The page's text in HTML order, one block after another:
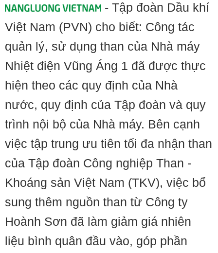
- Tập đoàn Dầu khí
Việt Nam (PVN) cho biết: Công tác
quản lý, sử dụng than của Nhà máy
Nhiệt điện Vũng Áng 1 đã được thực
hiện theo các quy định của Nhà
nước, quy định của Tập đoàn và quy
trình nội bộ của Nhà máy. Bên cạnh
việc tập trung ưu tiên tối đa nhận than
của Tập đoàn Công nghiệp Than -
Khoáng sản Việt Nam (TKV), việc bổ
sung thêm nguồn than từ Công ty
Hoành Sơn đã làm giảm giá nhiên
liệu bình quân đầu vào, góp phần